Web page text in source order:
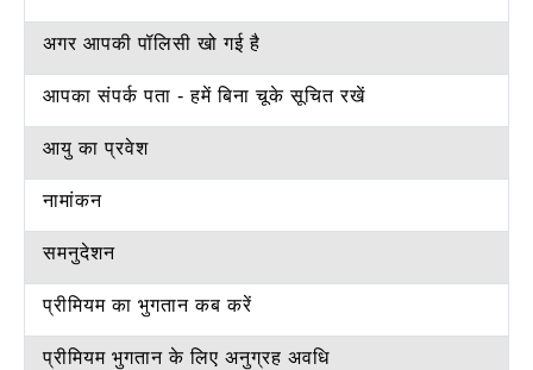
अगर आपकी पॉलिसी खो गई है
आपका संपर्क पता - हमें बिना चूके सूचित रखें
आयु का प्रवेश
नामांकन
समनुदेशन
प्रीमियम का भुगतान कब करें
प्रीमियम भुगतान के लिए अनुग्रह अवधि